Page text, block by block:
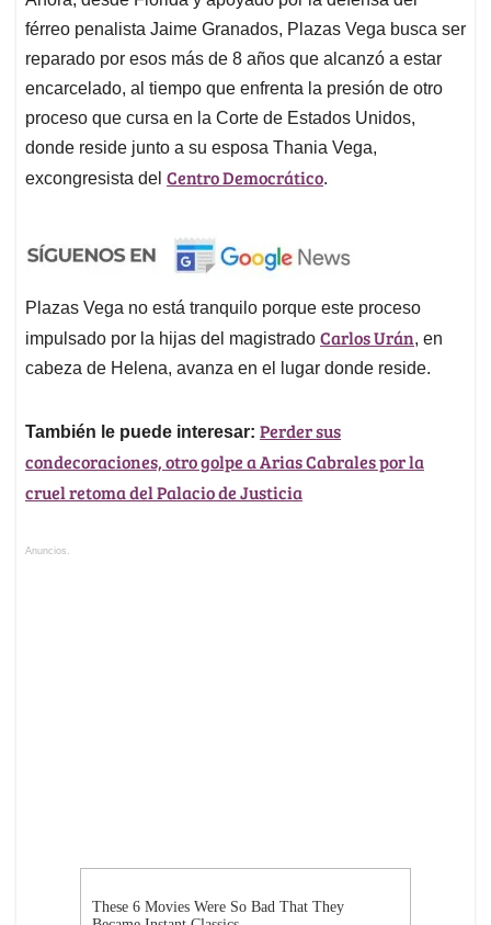
férreo penalista Jaime Granados, Plazas Vega busca ser
reparado por esos más de 8 años que alcanzó a estar
encarcelado, al tiempo que enfrenta la presión de otro
proceso que cursa en la Corte de Estados Unidos,
donde reside junto a su esposa Thania Vega,
excongresista del Centro Democrático.
Plazas Vega no está tranquilo porque este proceso
impulsado por la hijas del magistrado Carlos Urán, en
cabeza de Helena, avanza en el lugar donde reside.
También le puede interesar: Perder sus
condecoraciones, otro golpe a Arias Cabrales por la
cruel retoma del Palacio de Justicia
Anuncios.